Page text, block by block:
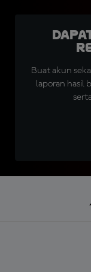
Buat akun
laporan hasil